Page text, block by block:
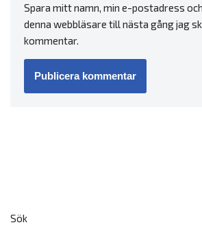
Spara mitt namn, min e-postadress
denna webbläsare till nästa gång jag
kommentar.
Sök